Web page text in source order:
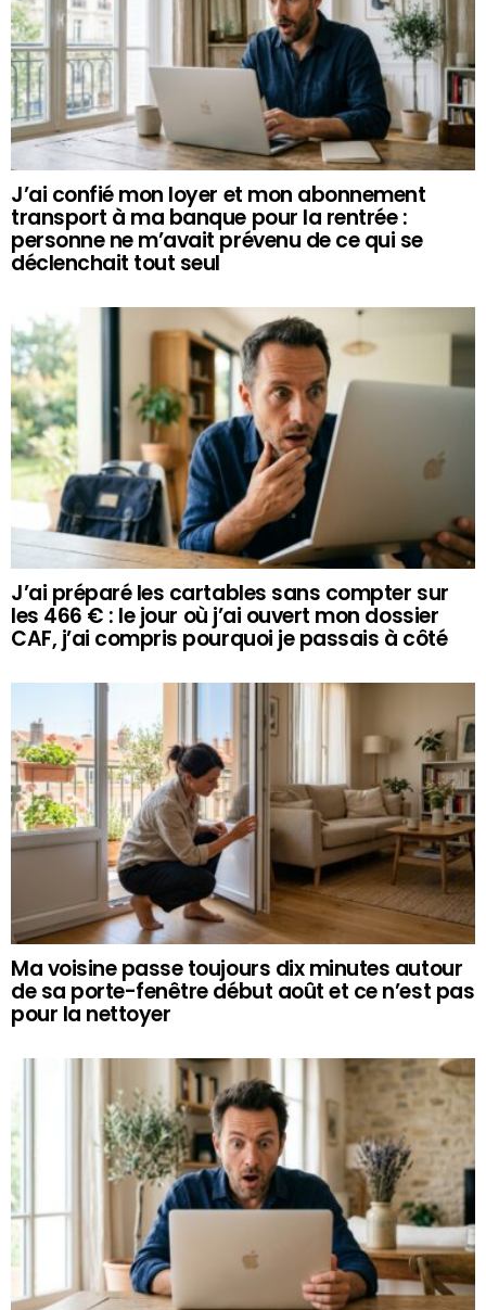
J’ai confié mon loyer et mon abonnement
transport à ma banque pour la rentrée :
personne ne m’avait prévenu de ce qui se
déclenchait tout seul
J’ai préparé les cartables sans compter sur
les 466 € : le jour où j’ai ouvert mon dossier
CAF, j’ai compris pourquoi je passais à côté
Ma voisine passe toujours dix minutes autour
de sa porte-fenêtre début août et ce n’est pas
pour la nettoyer